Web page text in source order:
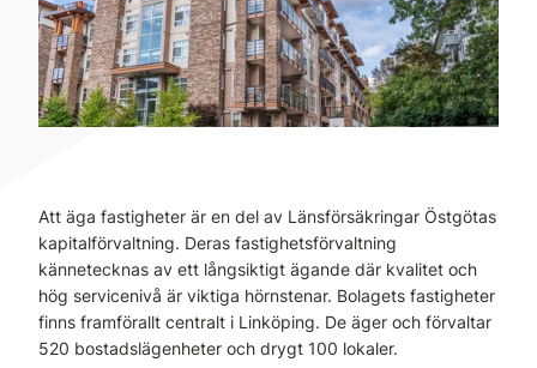
Att äga fastigheter är en del av Länsförsäkringar Östgötas
kapitalförvaltning. Deras fastighetsförvaltning
kännetecknas av ett långsiktigt ägande där kvalitet och
hög servicenivå är viktiga hörnstenar. Bolagets fastigheter
finns framförallt centralt i Linköping. De äger och förvaltar
520 bostadslägenheter och drygt 100 lokaler.